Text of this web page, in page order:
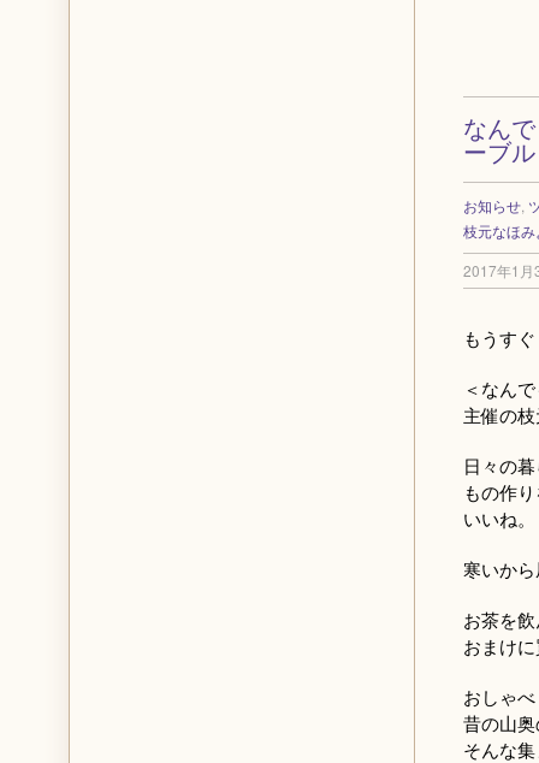
なん
ーブ
お知らせ,
枝元なほみ
2017年1月
もうす
＜なん
主催の
日々の
もの作
いいね。
寒いか
お茶を
おまけ
おしゃ
昔の山
そんな